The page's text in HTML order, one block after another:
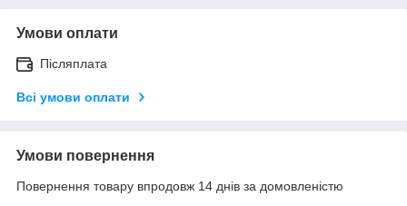
Умови оплати
Післяплата
Всі умови оплати
Умови повернення
Повернення товару впродовж 14 днів за домовленістю